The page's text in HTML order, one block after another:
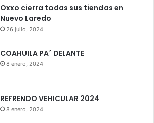
Oxxo cierra todas sus tiendas en
Nuevo Laredo
26 julio, 2024
COAHUILA PA´ DELANTE
8 enero, 2024
REFRENDO VEHICULAR 2024
8 enero, 2024